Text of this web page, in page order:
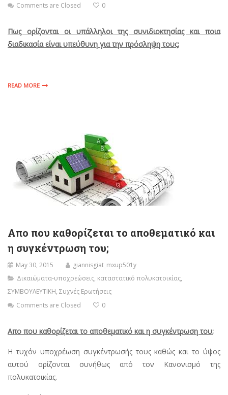
Comments are Closed
0
Πως ορίζονται οι υπάλληλοι της συνιδιοκτησίας και ποια
διαδικασία είναι υπεύθυνη για την πρόσληψη τους;
READ MORE
Απο που καθορίζεται το αποθεματικό και
η συγκέντρωση του;
May 30, 2015
giannisgiat_mxup501y
Δικαιώματα-υποχρεώσεις, καταστατικό πολυκατοικίας,
ΣΥΜΒΟΥΛΕΥΤΙΚΗ, Συχνές Ερωτήσεις
Comments are Closed
0
Απο που καθορίζεται το αποθεματικό και η συγκέντρωση του;
Η τυχόν υποχρέωση συγκέντρωσής τους καθώς και το ύψος
αυτού ορίζονται συνήθως από τον Κανονισμό της
πολυκατοικίας.